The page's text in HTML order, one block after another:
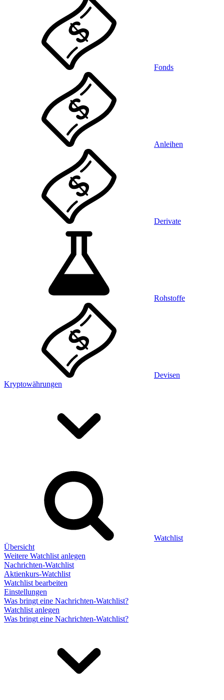
Fonds
Anleihen
Derivate
Rohstoffe
Devisen
Kryptowährungen
Watchlist
Übersicht
Weitere Watchlist anlegen
Nachrichten-Watchlist
Aktienkurs-Watchlist
Watchlist bearbeiten
Einstellungen
Was bringt eine Nachrichten-Watchlist?
Watchlist anlegen
Was bringt eine Nachrichten-Watchlist?